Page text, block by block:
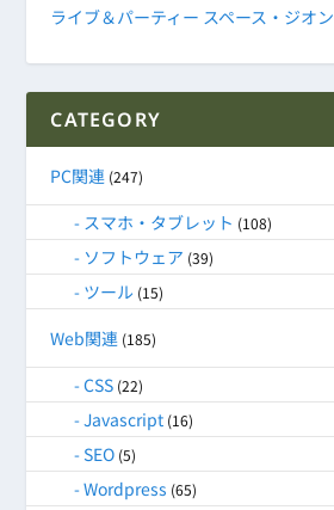
ライブ＆パーティー スペース・ジオン
CATEGORY
PC関連 (247)
スマホ・タブレット (108)
ソフトウェア (39)
ツール (15)
Web関連 (185)
CSS (22)
Javascript (16)
SEO (5)
Wordpress (65)